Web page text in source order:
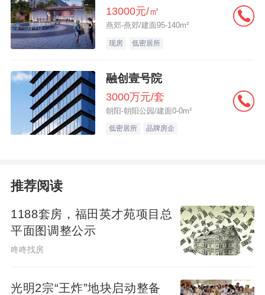
13000元/㎡
燕郊-燕郊/建面95-140m²
现房 低密居所
融创壹号院
3000万元/套
朝阳-朝阳公园/建面0-0m²
低密居所 品牌房企
推荐阅读
1188套房，福田英才苑项目总
平面图调整公示
咚咚找房
光明2宗“王炸”地块启动整备